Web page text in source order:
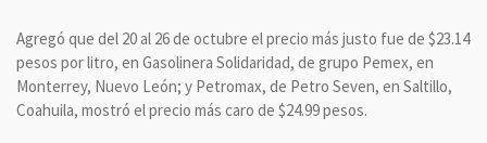
Agregó que del 20 al 26 de octubre el precio más justo fue de $23.14
pesos por litro, en Gasolinera Solidaridad, de grupo Pemex, en
Monterrey, Nuevo León; y Petromax, de Petro Seven, en Saltillo,
Coahuila, mostró el precio más caro de $24.99 pesos.